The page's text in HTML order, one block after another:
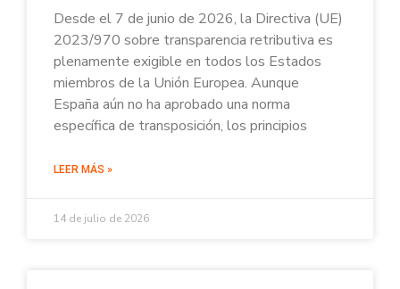
Desde el 7 de junio de 2026, la Directiva (UE)
2023/970 sobre transparencia retributiva es
plenamente exigible en todos los Estados
miembros de la Unión Europea. Aunque
España aún no ha aprobado una norma
específica de transposición, los principios
LEER MÁS »
14 de julio de 2026